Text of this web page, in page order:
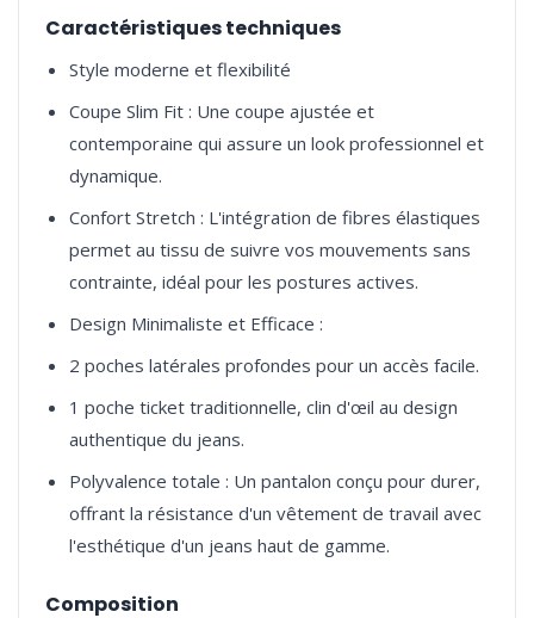
Caractéristiques techniques
Style moderne et flexibilité
Coupe Slim Fit : Une coupe ajustée et
contemporaine qui assure un look professionnel et
dynamique.
Confort Stretch : L'intégration de fibres élastiques
permet au tissu de suivre vos mouvements sans
contrainte, idéal pour les postures actives.
Design Minimaliste et Efficace :
2 poches latérales profondes pour un accès facile.
1 poche ticket traditionnelle, clin d'œil au design
authentique du jeans.
Polyvalence totale : Un pantalon conçu pour durer,
offrant la résistance d'un vêtement de travail avec
l'esthétique d'un jeans haut de gamme.
Composition